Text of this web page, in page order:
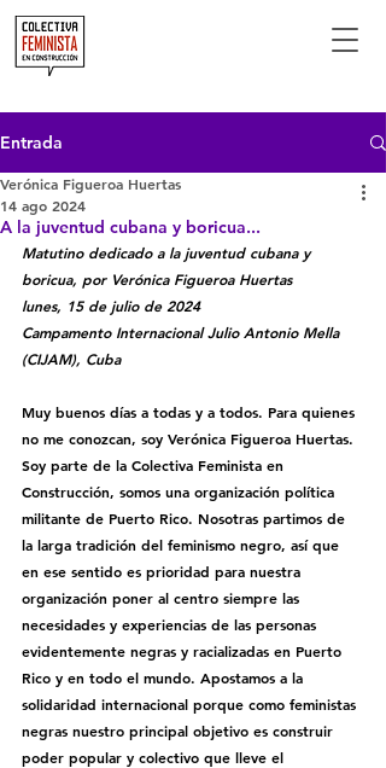
Entrada
A la juventud cubana y boricua...
Verónica Figueroa Huertas
14 ago 2024
Matutino dedicado a la juventud cubana y
boricua, por Verónica Figueroa Huertas
lunes, 15 de julio de 2024
Campamento Internacional Julio Antonio Mella
(CIJAM), Cuba
Muy buenos días a todas y a todos. Para quienes
no me conozcan, soy Verónica Figueroa Huertas.
Soy parte de la Colectiva Feminista en
Construcción, somos una organización política
militante de Puerto Rico. Nosotras partimos de
la larga tradición del feminismo negro, así que
en ese sentido es prioridad para nuestra
organización poner al centro siempre las
necesidades y experiencias de las personas
evidentemente negras y racializadas en Puerto
Rico y en todo el mundo. Apostamos a la
solidaridad internacional porque como feministas
negras nuestro principal objetivo es construir
poder popular y colectivo que lleve el